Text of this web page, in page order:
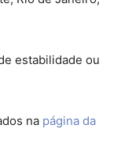
estabilidade ou
na página da